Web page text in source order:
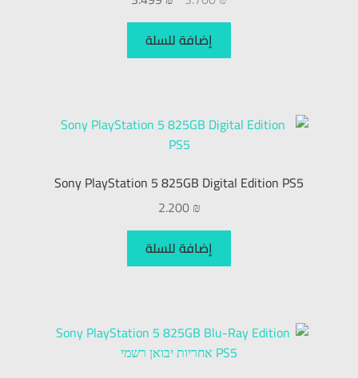
الإنترنت والشبكات
الاكسسوارات
إضافة للسلة
Sony PlayStation 5 825GB Digital Edition PS5
2.200₪
إضافة للسلة